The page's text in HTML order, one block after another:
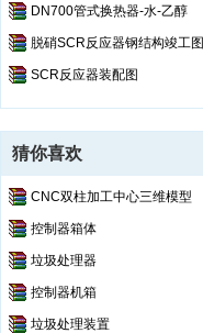
DN700管式换热器-水-乙醇
脱硝SCR反应器钢结构竣工图
SCR反应器装配图
猜你喜欢
CNC双柱加工中心三维模型
控制器箱体
垃圾处理器
控制器机箱
垃圾处理装置